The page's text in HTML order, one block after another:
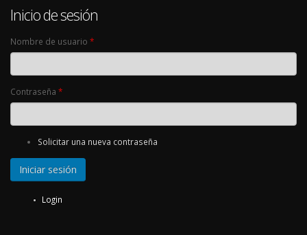
Inicio de sesión
Nombre de usuario *
Contraseña *
Solicitar una nueva contraseña
Login